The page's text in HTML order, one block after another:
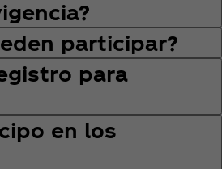
participar?
para
en los